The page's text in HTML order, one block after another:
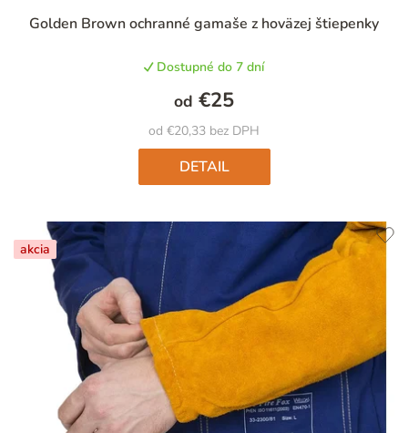
Golden Brown ochranné gamaše z hoväzej štiepenky
Dostupné do 7 dní
od €20,33 bez DPH
od €25
DETAIL
akcia